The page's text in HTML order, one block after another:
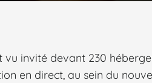
vu invité devant 230
en direct, au sein du